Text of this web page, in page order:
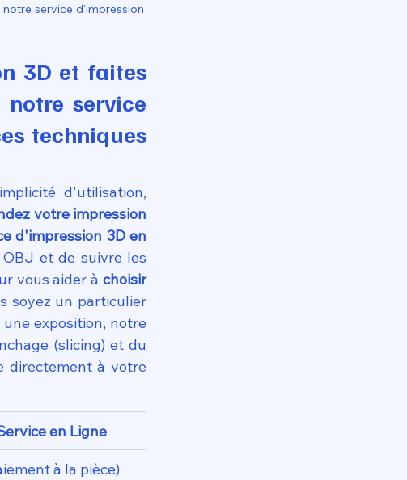
service d'impression
3D et faites
service
techniques
d'utilisation,
votre impression
d'impression 3D en
et de suivre les
vous aider à choisir
soyez un particulier
exposition, notre
(slicing) et du
directement à votre
en Ligne
à la pièce)